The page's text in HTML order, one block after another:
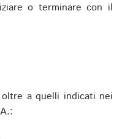
o terminare con il
a quelli indicati nei